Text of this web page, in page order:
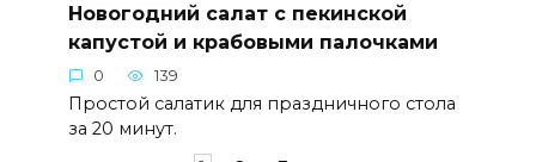
Новогодний салат с пекинской
капустой и крабовыми палочками
0 139
Простой салатик для праздничного стола
за 20 минут.